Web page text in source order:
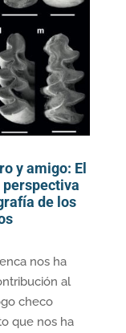
y amigo: El
perspectiva
de los
nos ha
al
checo
que nos ha